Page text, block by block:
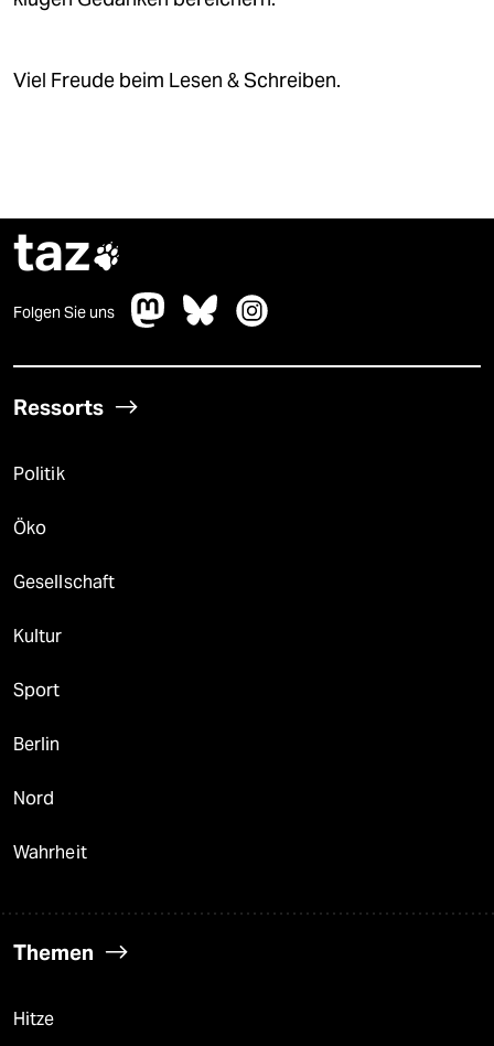
Viel Freude beim Lesen & Schreiben.
taz
Folgen Sie uns
Ressorts
Politik
Öko
Gesellschaft
Kultur
Sport
Berlin
Nord
Wahrheit
Themen
Hitze